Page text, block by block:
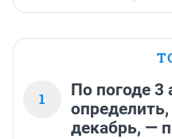
1
По погоде 3
декабрь, —